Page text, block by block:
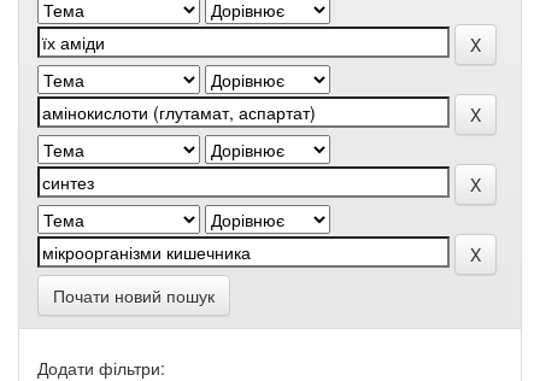
Почати новий пошук
Додати фільтри: